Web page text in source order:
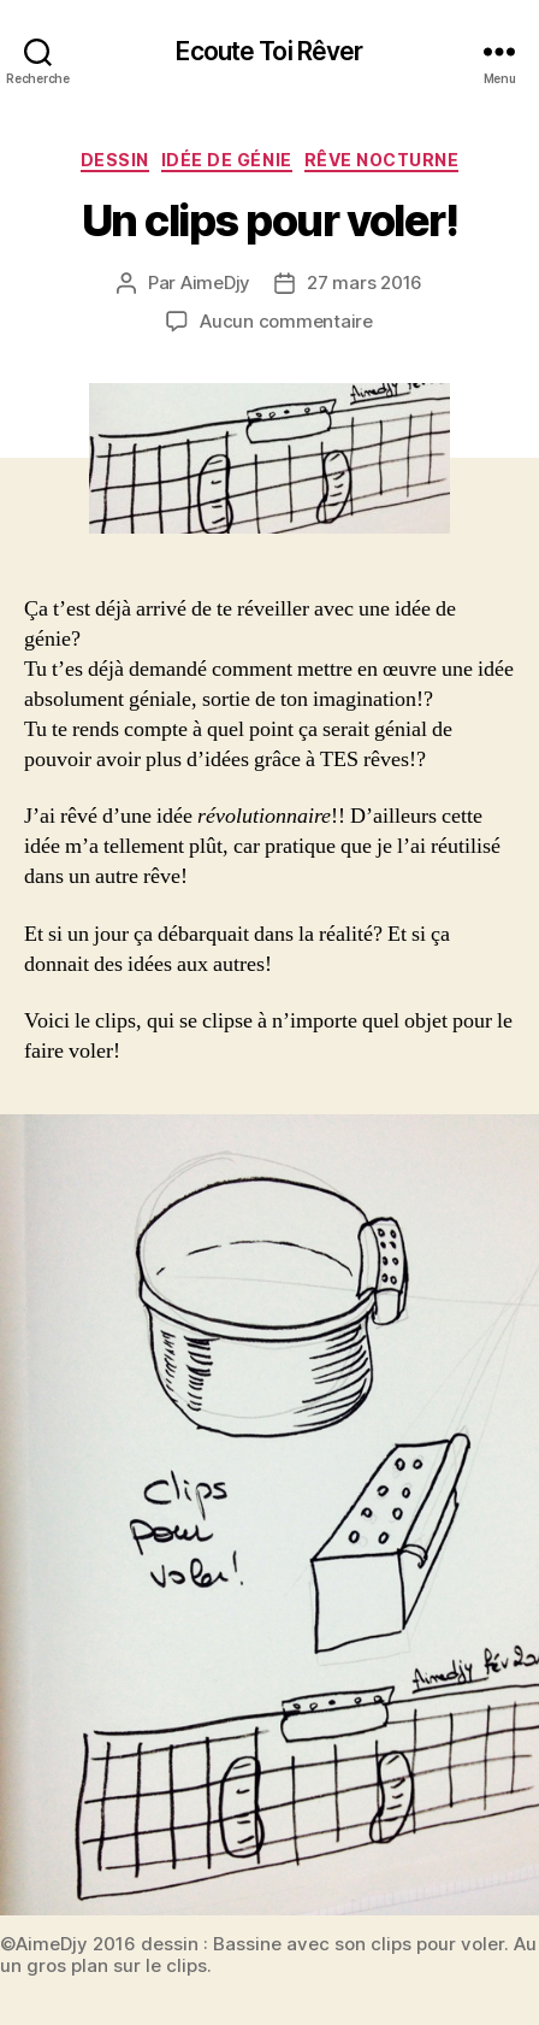
Recherche
Ecoute Toi Rêver
Menu
Catégories
DESSIN IDÉE DE GÉNIE RÊVE NOCTURNE
Un clips pour voler!
Auteur
l’article
Par AimeDjy
Date27 mars 2016
Aucun commentairesur
pour
voler!
Ça t’est déjà arrivé de te réveiller avec une idée de
génie?
Tu t’es déjà demandé comment mettre en œuvre une idée
absolument géniale, sortie de ton imagination!?
Tu te rends compte à quel point ça serait génial de
pouvoir avoir plus d’idées grâce à TES rêves!?
J’ai rêvé d’une idéerévolutionnaire!! D’ailleurs cette
idée m’a tellement plût, car pratique que je l’ai réutilisé
dans un autre rêve!
Et si un jour ça débarquait dans la réalité? Et si ça
donnait des idées aux autres!
Voici le clips, qui se clipse à n’importe quel objet pour le
faire voler!
©AimeDjy 2016 dessin : Bassine avec son clips pour voler.
un gros plan sur le clips.